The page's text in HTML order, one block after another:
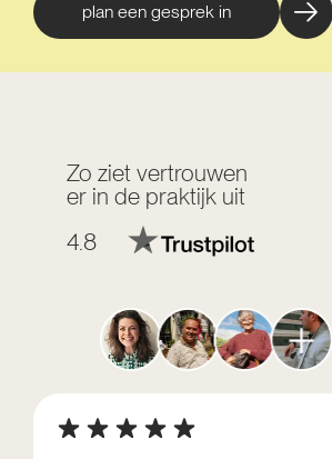
plan een gesprek in
Zo ziet vertrouwen
er in de praktijk uit
4.8